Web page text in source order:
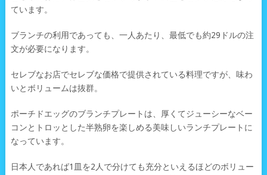
ています。
ブランチの利用であっても、一人あたり、最低でも約29ドルの注
文が必要になります。
セレブなお店でセレブな価格で提供されている料理ですが、味わ
いとボリュームは抜群。
ポーチドエッグのブランチプレートは、厚くてジューシーなベー
コンとトロッとした半熟卵を楽しめる美味しいランチプレートに
なっています。
日本人であれば1皿を2人で分けても充分といえるほどのボリュー